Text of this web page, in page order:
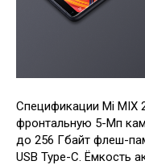
Спецификации Mi
фронтальную 5-Мп
до 256 Гбайт флеш-
USB Type-C. Ёмкость